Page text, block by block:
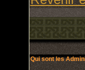
Qui sont les